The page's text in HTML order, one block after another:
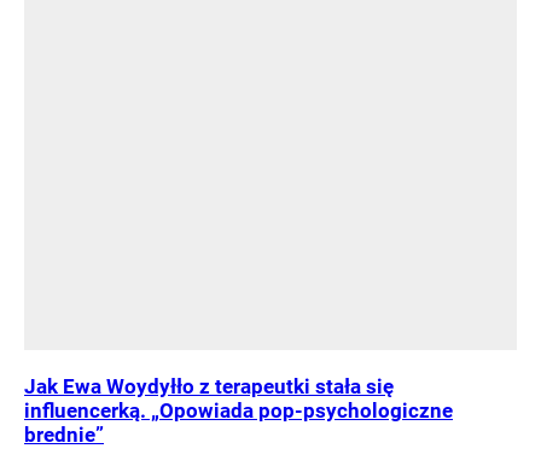
Jak Ewa Woydyłło z terapeutki stała się
influencerką. „Opowiada pop-psychologiczne
brednie”